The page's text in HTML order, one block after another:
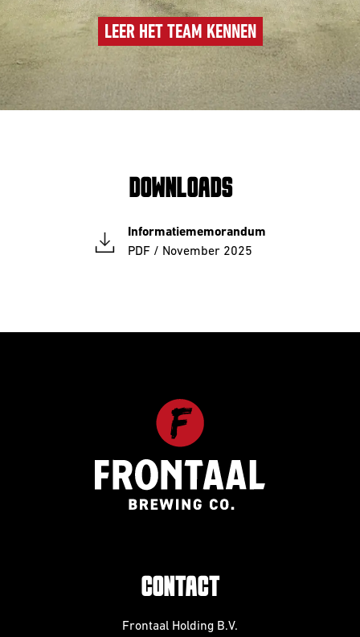
LEER HET TEAM KENNEN
DOWNLOADS
Informatiememorandum
PDF / November 2025
CONTACT
Frontaal Holding B.V.